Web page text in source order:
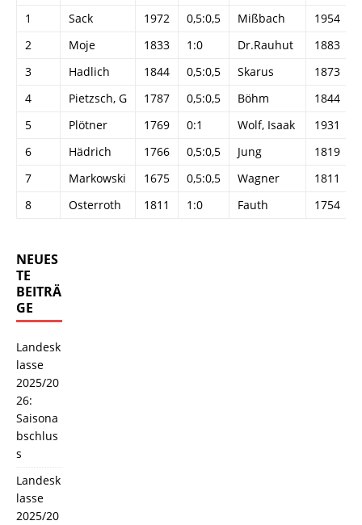
1
Sack 1972 0,5:0,5 Mißbach
1954
2
Moje 1833 1:0 Dr.Rauhut
1883
3
Hadlich 1844 0,5:0,5 Skarus
1873
4
Pietzsch, G 1787 0,5:0,5 Böhm
1844
5
Plötner 1769 0:1 Wolf, Isaak
1931
6
Hädrich 1766 0,5:0,5 Jung
1819
7
Markowski 1675 0,5:0,5 Wagner
1811
8
Osterroth 1811 1:0 Fauth 1754
NEUES
TE
BEITRÄ
GE
Landesk
lasse
2025/20
26:
Saisona
bschlus
s
Landesk
lasse
2025/20